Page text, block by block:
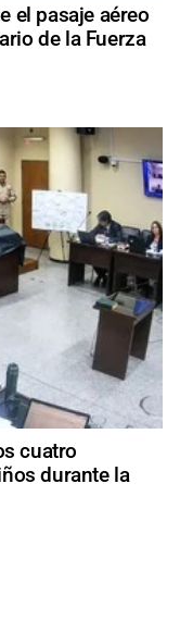
el pasaje aéreo
de la Fuerza
cuatro
durante la